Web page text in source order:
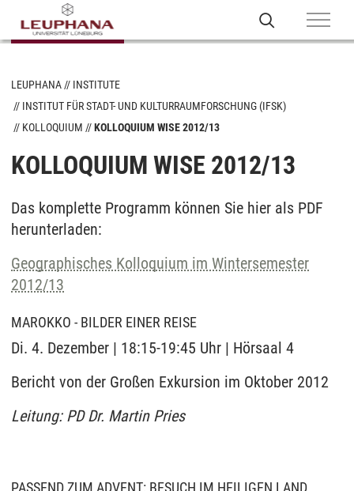
LEUPHANA
INSTITUTE
INSTITUT FÜR STADT- UND KULTURRAUMFORSCHUNG (IFSK)
KOLLOQUIUM
KOLLOQUIUM WISE 2012/13
KOLLOQUIUM WISE 2012/13
Das komplette Programm können Sie hier als PDF
herunterladen:
Geographisches Kolloquium im Wintersemester
2012/13
MAROKKO - BILDER EINER REISE
Di. 4. Dezember | 18:15-19:45 Uhr | Hörsaal 4
Bericht von der Großen Exkursion im Oktober 2012
Leitung: PD Dr. Martin Pries
PASSEND ZUM ADVENT: BESUCH IM HEILIGEN LAND